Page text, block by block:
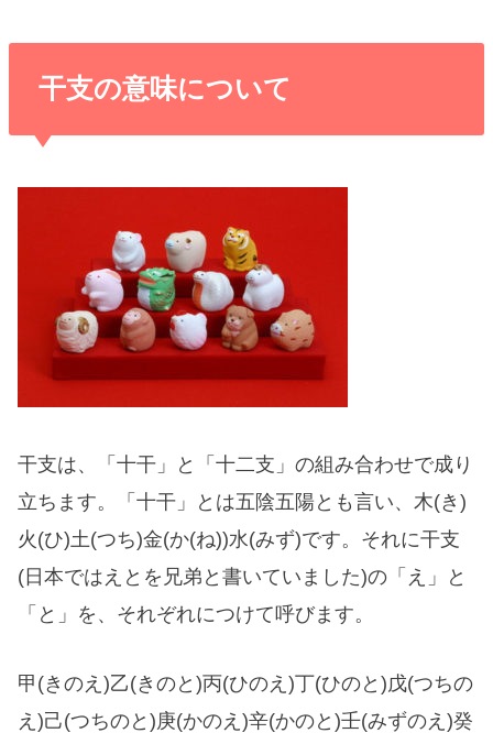
干支の意味について
干支は、「十干」と「十二支」の組み合わせで成り
立ちます。「十干」とは五陰五陽とも言い、木(き)
火(ひ)土(つち)金(か(ね))水(みず)です。それに干支
(日本ではえとを兄弟と書いていました)の「え」と
「と」を、それぞれにつけて呼びます。
甲(きのえ)乙(きのと)丙(ひのえ)丁(ひのと)戊(つちの
え)己(つちのと)庚(かのえ)辛(かのと)壬(みずのえ)癸